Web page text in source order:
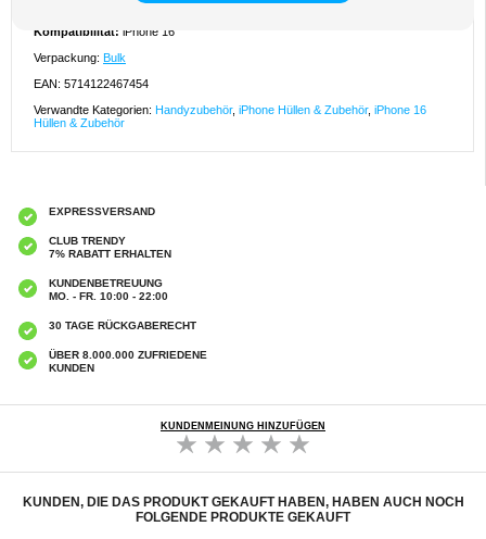
- Dieser erstaunliche Bumper für iPhone 16 besteht aus Acryl und TPU
Kompatibilität: iPhone 16
Verpackung: Bulk
EAN: 5714122467454
Verwandte Kategorien: Handyzubehör, iPhone Hüllen & Zubehör, iPhone 16
Hüllen & Zubehör
EXPRESSVERSAND
CLUB TRENDY
7% RABATT ERHALTEN
KUNDENBETREUUNG
MO. - FR. 10:00 - 22:00
30 TAGE RÜCKGABERECHT
ÜBER 8.000.000 ZUFRIEDENE
KUNDEN
KUNDENMEINUNG HINZUFÜGEN
KUNDEN, DIE DAS PRODUKT GEKAUFT HABEN, HABEN AUCH NOCH
FOLGENDE PRODUKTE GEKAUFT